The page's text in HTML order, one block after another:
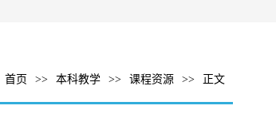
首页 >> 本科教学 >> 课程资源 >> 正文